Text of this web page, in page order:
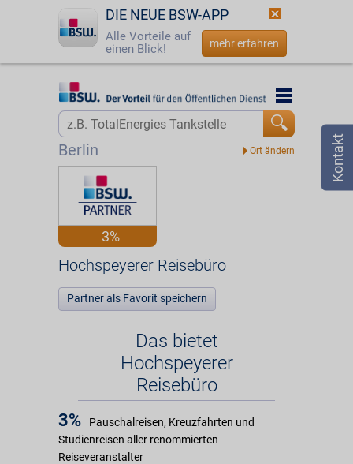
DIE NEUE BSW-APP
Alle Vorteile auf
einen Blick!
mehr erfahren
Startseite
Jetzt BSW-Mitglied werden
0800 - 279 25 82
Berlin
Startseite
Hochspeyerer Reisebüro
3%
Hochspeyerer Reisebüro
Partner als Favorit speichern
Das bietet
Hochspeyerer
Reisebüro
3%
Pauschalreisen, Kreuzfahrten und
Studienreisen aller renommierten
Reiseveranstalter